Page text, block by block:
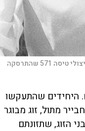
הראשון שאכל מהבשר. רוברטו קאנסה, אחד מניצולי טיסה 571 שהתרסקה
היחידים שהתעקשו
מתול, זוג מבוגר
הזוג, שתזונתם